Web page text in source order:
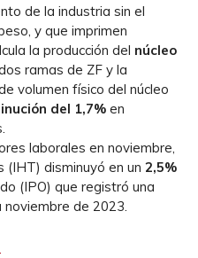
de la industria sin el
y que imprimen
la producción del núcleo
ramas de ZF y la
volumen físico del núcleo
del 1,7% en
laborales en noviembre,
(IHT) disminuyó en un 2,5%
(IPO) que registró una
de 2023.